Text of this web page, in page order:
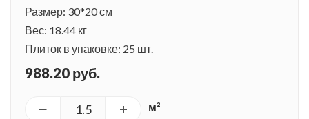
Размер: 30*20 см
Вес: 18.44 кг
Плиток в упаковке: 25 шт.
988.20 руб.
м²